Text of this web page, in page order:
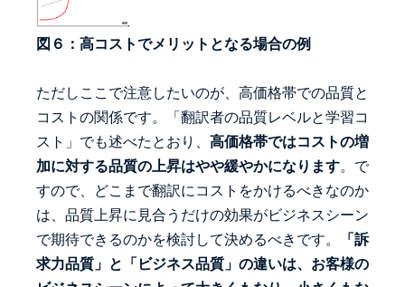
図６：高コストでメリットとなる場合の例
ただしここで注意したいのが、高価格帯での品質と
コストの関係です。「翻訳者の品質レベルと学習コ
スト」でも述べたとおり、 高価格帯ではコストの増
加に対する品質の上昇はやや緩やかになります。で
すので、
どこまで翻訳にコストをかけるべきなのか
は、品質上昇に見合うだけの効果がビジネスシーン
で期待できるのかを検討して決めるべきです。
「訴
求力品質」と「ビジネス品質」の違いは、お客様の